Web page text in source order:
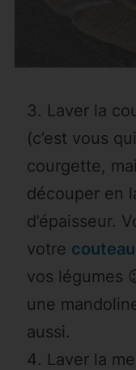
Laver la
(c’est vous
courgette,
découper en
d’épaisseur.
votre
vos légumes
une
aussi.
Laver la